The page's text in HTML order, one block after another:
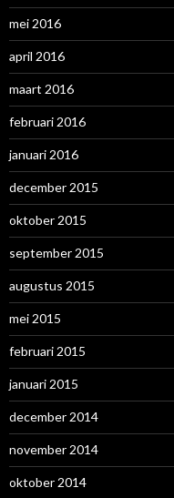
mei 2016
april 2016
maart 2016
februari 2016
januari 2016
december 2015
oktober 2015
september 2015
augustus 2015
mei 2015
februari 2015
januari 2015
december 2014
november 2014
oktober 2014